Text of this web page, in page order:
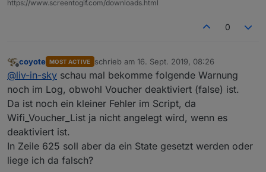
https://www.screentogif.com/downloads.html
0
Offline
coyote MOST ACTIVE schrieb am 16. Sept. 2019, 08:26
zuletzt editiert von
@liv-in-sky schau mal bekomme folgende Warnung
noch im Log, obwohl Voucher deaktiviert (false) ist.
Da ist noch ein kleiner Fehler im Script, da
Wifi_Voucher_List ja nicht angelegt wird, wenn es
deaktiviert ist.
In Zeile 625 soll aber da ein State gesetzt werden oder
liege ich da falsch?